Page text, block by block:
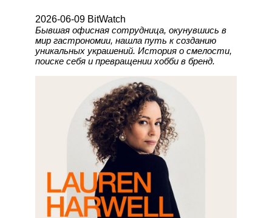
2026-06-09 BitWatch
Бывшая офисная сотрудница, окунувшись в
мир гастрономии, нашла путь к созданию
уникальных украшений. История о смелости,
поиске себя и превращении хобби в бренд.